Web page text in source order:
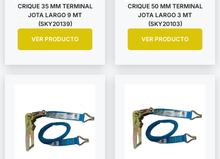
CRIQUE 35 MM TERMINAL
JOTA LARGO 9 MT
(SKY20139)
VER PRODUCTO
CRIQUE 50 MM TERMINAL
JOTA LARGO 3 MT
(SKY20103)
VER PRODUCTO